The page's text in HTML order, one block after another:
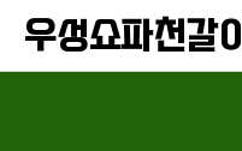
우성쇼파천갈이